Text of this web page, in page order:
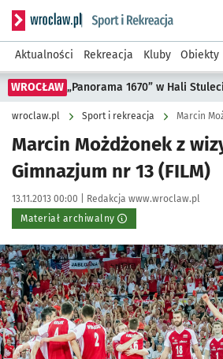
Serwis informacyjny wroclaw.pl
Aktualności Rekreacja Kluby Obiekty
WROCŁAW „Panorama 1670” w Hali
wroclaw.pl Sport i rekreacja Marcin
Marcin Możdżonek z
Gimnazjum nr 13 (FILM)
Data publikacji:
13.11.2013 00:00 | Autor:
Redakcja www.wroclaw.pl
Materiał archiwalny
Kliknij, aby powiększyć